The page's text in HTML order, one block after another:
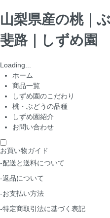
山梨県産の桃｜
斐路｜しずめ園
Loading...
ホーム
商品一覧
しずめ園のこだわり
桃・ぶどうの品種
しずめ園紹介
お問い合わせ
お買い物ガイド
-配送と送料について
-返品について
-お支払い方法
-特定商取引法に基づく表記